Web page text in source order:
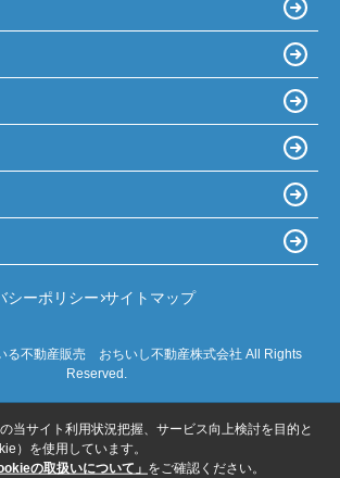
シーポリシー サイトマップ
る不動産販売 おちいし不動産株式会社 All Rights
Reserved.
当サイト利用状況把握、サービス向上検討を目的と
）を使用しています。
の取扱いについて」 をご確認ください。